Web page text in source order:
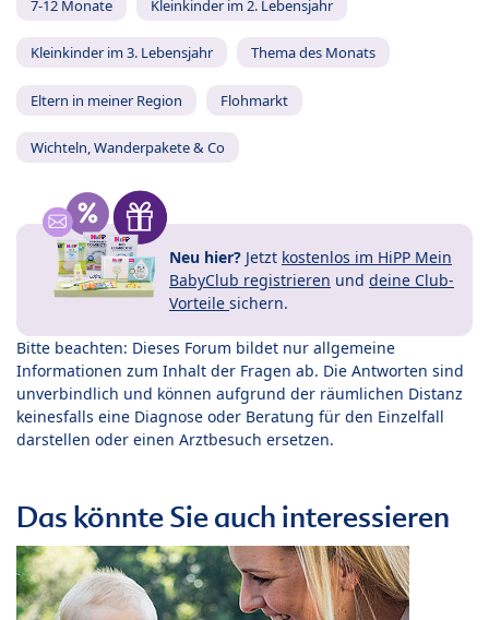
7-12 Monate Kleinkinder im 2. Lebensjahr
Kleinkinder im 3. Lebensjahr Thema des Monats
Eltern in meiner Region Flohmarkt
Wichteln, Wanderpakete & Co
Neu hier? Jetzt kostenlos im HiPP Mein
BabyClub registrieren und deine Club-
Vorteile sichern.
Bitte beachten: Dieses Forum bildet nur allgemeine
Informationen zum Inhalt der Fragen ab. Die Antworten sind
unverbindlich und können aufgrund der räumlichen Distanz
keinesfalls eine Diagnose oder Beratung für den Einzelfall
darstellen oder einen Arztbesuch ersetzen.
Das könnte Sie auch interessieren